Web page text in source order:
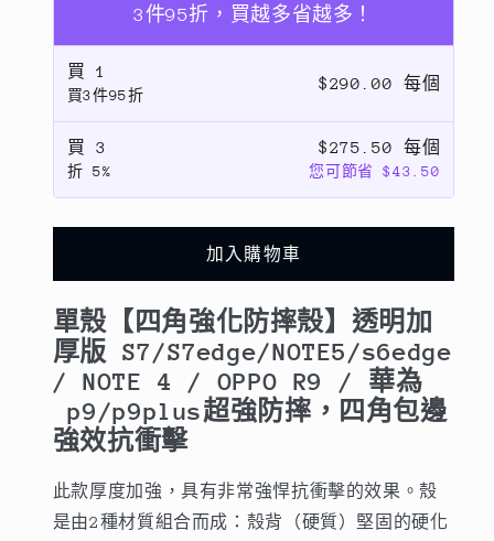
化
防
摔
殼】
透
明
加
版
S7/S7edge
/NOTE5/s6/s6edge/NOTE
4/
R9/P9/P9PLUS
超
強
摔，
四
強
化
明
加
版
S7/S7edge
/NOTE5/s6/s6edge/NOTE
4/
R9/P9/P9PLUS
超
強
摔，
四
3件95折，買越多省越多！
買 1
買3件95折
$290.00 每個
買 3
折 5%
$275.50 每個
您可節省 $43.50
加入購物車
單殼【四角強化防摔殼】透明加
厚版 S7/S7edge/NOTE5/s6edge
/ NOTE 4 / OPPO R9 / 華為
p9/p9plus超強防摔，四角包邊
強效抗衝擊
此款厚度加強，具有非常強悍抗衝擊的效果。殼
是由2種材質組合而成：殼背（硬質）堅固的硬化